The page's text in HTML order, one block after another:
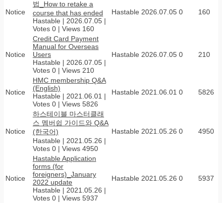
Notice
법_How to retake a
course that has ended
Hastable | 2026.07.05 |
Votes 0 | Views 160
Hastable 2026.07.05 0 160
Notice
Credit Card Payment
Manual for Overseas
Users
Hastable | 2026.07.05 |
Votes 0 | Views 210
Hastable 2026.07.05 0 210
Notice
HMC membership Q&A
(English)
Hastable | 2021.06.01 |
Votes 0 | Views 5826
Hastable 2021.06.01 0 5826
Notice
하스테이블 마스터클래
스 멤버쉽 가이드와 Q&A
(한국어)
Hastable | 2021.05.26 |
Votes 0 | Views 4950
Hastable 2021.05.26 0 4950
Notice
Hastable Application
forms (for
foreigners)_January
2022 update
Hastable | 2021.05.26 |
Votes 0 | Views 5937
Hastable 2021.05.26 0 5937